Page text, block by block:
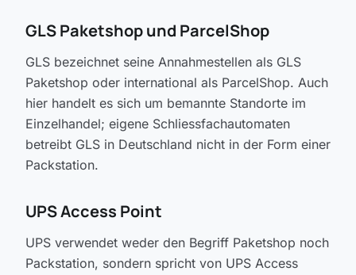
GLS Paketshop und ParcelShop
GLS bezeichnet seine Annahmestellen als GLS
Paketshop oder international als ParcelShop. Auch
hier handelt es sich um bemannte Standorte im
Einzelhandel; eigene Schliessfachautomaten
betreibt GLS in Deutschland nicht in der Form einer
Packstation.
UPS Access Point
UPS verwendet weder den Begriff Paketshop noch
Packstation, sondern spricht von UPS Access